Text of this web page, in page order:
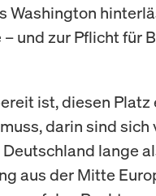
Washington
und zur Pflicht für
ist, diesen
darin sind
lange
aus der Mitte